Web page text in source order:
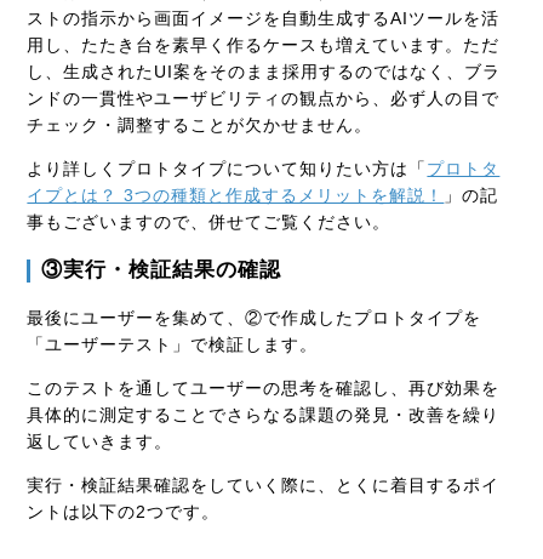
ストの指示から画面イメージを自動生成するAIツールを活
用し、たたき台を素早く作るケースも増えています。ただ
し、生成されたUI案をそのまま採用するのではなく、ブラ
ンドの一貫性やユーザビリティの観点から、必ず人の目で
チェック・調整することが欠かせません。
より詳しくプロトタイプについて知りたい方は「 プロトタ
イプとは？ 3つの種類と作成するメリットを解説！
」の記
事もございますので、併せてご覧ください。
③実行・検証結果の確認
最後にユーザーを集めて、②で作成したプロトタイプを
「ユーザーテスト」で検証します。
このテストを通してユーザーの思考を確認し、再び効果を
具体的に測定することでさらなる課題の発見・改善を繰り
返していきます。
実行・検証結果確認をしていく際に、とくに着目するポイ
ントは以下の2つです。